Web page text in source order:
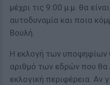
μέχρι τις 9:00 μ.μ. θα
αυτοδυναμία και ποια
Βουλή.
Η εκλογή των υποψηφίων
αριθμό των εδρών που θα
εκλογική περιφέρεια. Αν